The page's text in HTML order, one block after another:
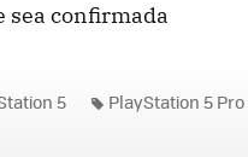
sea confirmada
5 PlayStation 5 Pro